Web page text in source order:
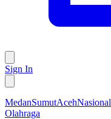
Sign In
MedanSumutAcehNasional
Olahraga